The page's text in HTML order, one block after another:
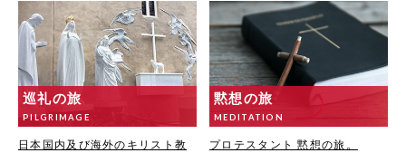
巡礼の旅
PILGRIMAGE
日本国内及び海外のキリスト教
黙想の旅
MEDITATION
プロテスタント 黙想の旅。